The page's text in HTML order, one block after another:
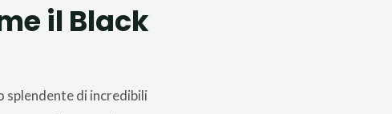
il Black
splendente di incredibili